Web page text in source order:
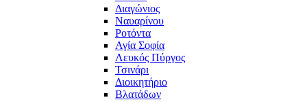
Διαγώνιος
Ναυαρίνου
Ροτόντα
Αγία Σοφία
Λευκός Πύργος
Τσινάρι
Διοικητήριο
Βλατάδων